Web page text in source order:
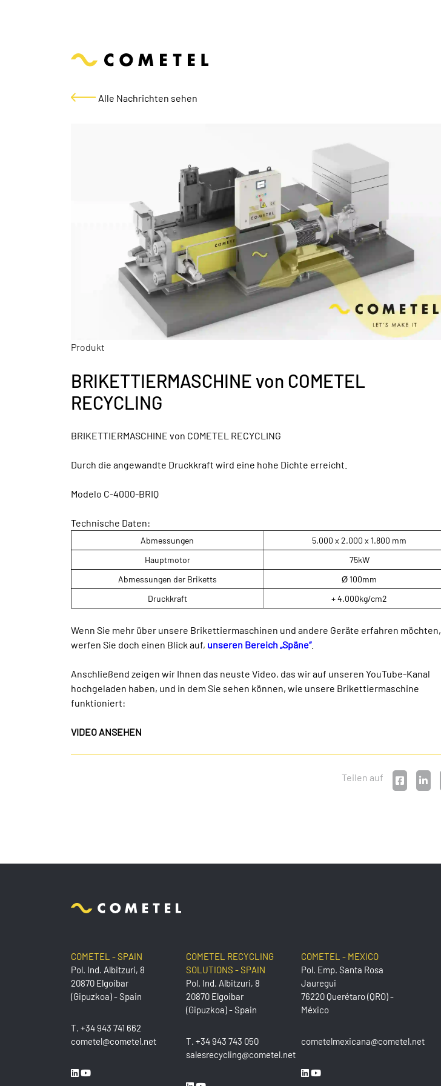
Alle Nachrichten sehen
Produkt
BRIKETTIERMASCHINE von COMETEL
RECYCLING
BRIKETTIERMASCHINE von COMETEL RECYCLING
Durch die angewandte Druckkraft wird eine hohe Dichte erreicht.
Modelo C-4000-BRIQ
Technische Daten:
Abmessungen
5.000 x 2.000 x 1.800 mm
Hauptmotor
75kW
Abmessungen der Briketts
Ø 100mm
Druckkraft
+ 4.000kg/cm2
Wenn Sie mehr über unsere Brikettiermaschinen und andere Geräte erfahren möchten,
werfen Sie doch einen Blick auf, unseren Bereich „Späne“.
Anschließend zeigen wir Ihnen das neuste Video, das wir auf unseren YouTube-Kanal
hochgeladen haben, und in dem Sie sehen können, wie unsere Brikettiermaschine
funktioniert:
VIDEO ANSEHEN
Teilen auf
COMETEL - SPAIN
Pol. Ind. Albitzuri, 8
20870 Elgoibar
(Gipuzkoa) - Spain
T. +34 943 741 662
cometel@cometel.net
COMETEL RECYCLING
SOLUTIONS - SPAIN
Pol. Ind. Albitzuri, 8
20870 Elgoibar
(Gipuzkoa) - Spain
T. +34 943 743 050
salesrecycling@cometel.net
COMETEL - MEXICO
Pol. Emp. Santa Rosa
Jauregui
76220 Querétaro (QRO) -
México
cometelmexicana@cometel.net